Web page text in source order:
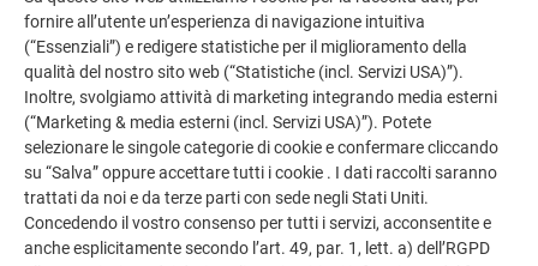
Marcatura con battitraccia
Direzione di posa, fissaggio
e posa
fornire all’utente un’esperienza di navigazione intuitiva
(“Essenziali”) e redigere statistiche per il miglioramento della
qualità del nostro sito web (“Statistiche (incl. Servizi USA)”).
Inoltre, svolgiamo attività di marketing integrando media esterni
(“Marketing & media esterni (incl. Servizi USA)”). Potete
selezionare le singole categorie di cookie e confermare cliccando
su “Salva” oppure accettare tutti i cookie . I dati raccolti saranno
trattati da noi e da terze parti con sede negli Stati Uniti.
Concedendo il vostro consenso per tutti i servizi, acconsentite e
anche esplicitamente secondo l’art. 49, par. 1, lett. a) dell’RGPD